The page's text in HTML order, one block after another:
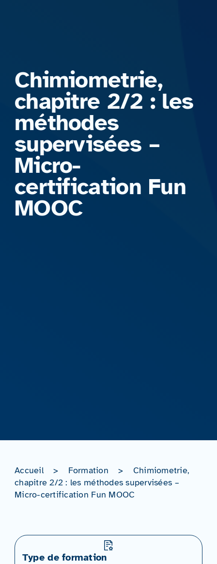
Chimiometrie,
chapitre 2/2 : les
méthodes
supervisées –
Micro-
certification Fun
MOOC
Accueil > Formation >
Chimiometrie,
chapitre 2/2 : les méthodes supervisées –
Micro-certification Fun MOOC
Type de formation